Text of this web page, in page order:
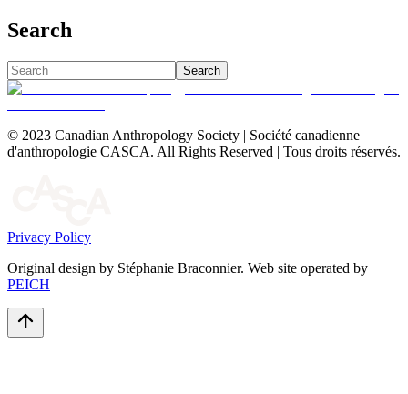
Search
Search
© 2023 Canadian Anthropology Society | Société canadienne
d'anthropologie CASCA. All Rights Reserved | Tous droits réservés.
Privacy Policy
Original design by Stéphanie Braconnier. Web site operated by
PEICH